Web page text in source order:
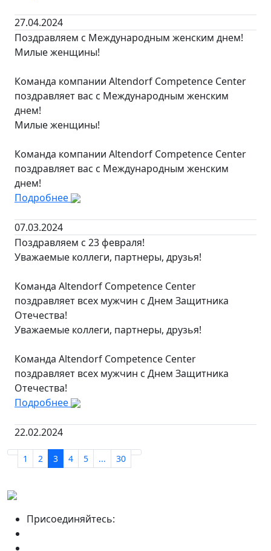
27.04.2024
Поздравляем с Международным женским днем!
Милые женщины!
Команда компании Altendorf Competence Center
поздравляет вас с Международным женским
днем!
Милые женщины!
Команда компании Altendorf Competence Center
поздравляет вас с Международным женским
днем!
Подробнее
07.03.2024
Поздравляем с 23 февраля!
Уважаемые коллеги, партнеры, друзья!
Команда Altendorf Competence Center
поздравляет всех мужчин с Днем Защитника
Отечества!
Уважаемые коллеги, партнеры, друзья!
Команда Altendorf Competence Center
поздравляет всех мужчин с Днем Защитника
Отечества!
Подробнее
22.02.2024
1 2 3 4 5 ... 30
Присоединяйтесь: